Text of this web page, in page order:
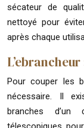
sécateur de
nettoyé pour
après chaque
Pour couper les
nécessaire. Il
branches d’un